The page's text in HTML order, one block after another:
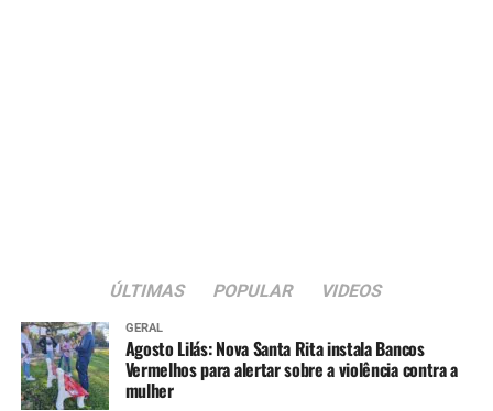
ÚLTIMAS POPULAR VIDEOS
GERAL
Agosto Lilás: Nova Santa Rita instala Bancos
Vermelhos para alertar sobre a violência contra a
mulher